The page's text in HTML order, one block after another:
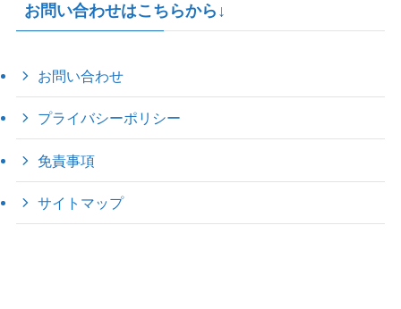
お問い合わせはこちらから↓
お問い合わせ
プライバシーポリシー
免責事項
サイトマップ